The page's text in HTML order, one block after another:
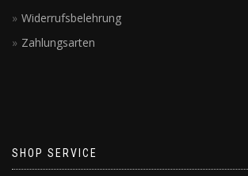
Widerrufsbelehrung
Zahlungsarten
SHOP SERVICE